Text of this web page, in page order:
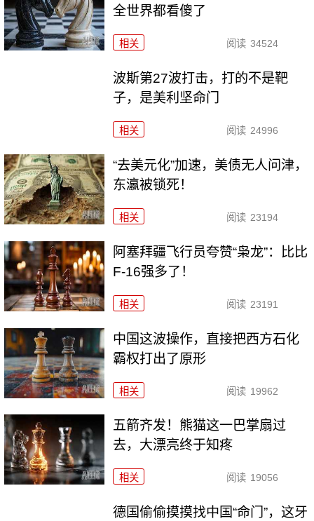
全世界都看傻了
相关 阅读 34524
波斯第27波打击，打的不是靶
子，是美利坚命门
相关 阅读 24996
“去美元化”加速，美债无人问津，
东瀛被锁死！
相关 阅读 23194
阿塞拜疆飞行员夸赞“枭龙”：比比
F-16强多了！
相关 阅读 23191
中国这波操作，直接把西方石化
霸权打出了原形
相关 阅读 19962
五箭齐发！熊猫这一巴掌扇过
去，大漂亮终于知疼
相关 阅读 19056
德国偷偷摸摸找中国“命门”，这牙